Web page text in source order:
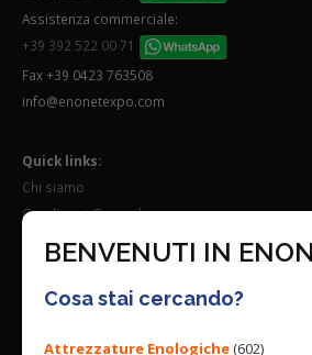
BENVENUTI IN
Cosa stai cercando?
Attrezzature Enologiche(602)
Assistenza commerciale:
+39 392 522 00 71
Fax +39 0423 763508
info@enonetexpo.com
Quick links:
Chi siamo
Condizioni Generali
Lavora con noi
Seguici su: